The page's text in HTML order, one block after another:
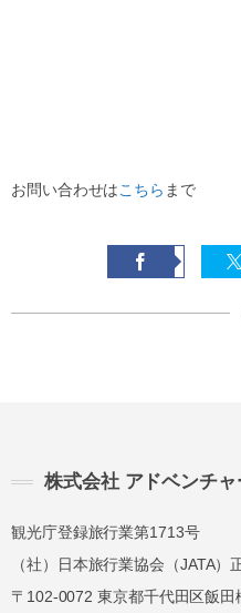
お問い合わせはこちら まで
株式会社 アドベンチ
観光庁登録旅行業第1713号
（社）日本旅行業協会（JATA）
〒102-0072 東京都千代田区飯